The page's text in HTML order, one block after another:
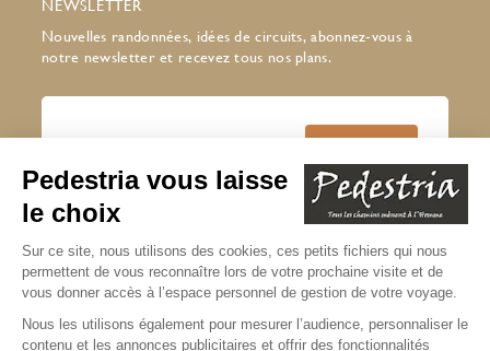
NEWSLETTER
Nouvelles randonnées, idées de circuits, abonnez-vous à
notre newsletter et recevez tous nos plans.
J’accepte de recevoir la newsletter
Pedestria
Lire notre politique de confidentialité
* champs obligatoires